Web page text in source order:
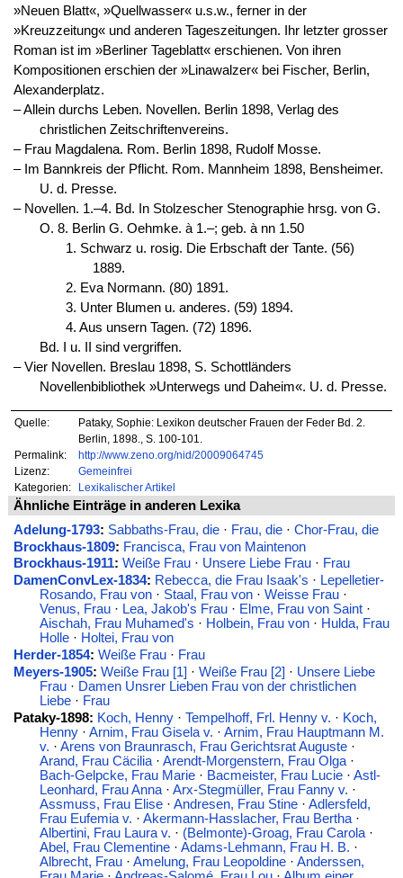
»Neuen Blatt«, »Quellwasser« u.s.w., ferner in der
»Kreuzzeitung« und anderen Tageszeitungen. Ihr letzter grosser
Roman ist im »Berliner Tageblatt« erschienen. Von ihren
Kompositionen erschien der »Linawalzer« bei Fischer, Berlin,
Alexanderplatz.
‒ Allein durchs Leben. Novellen. Berlin 1898, Verlag des
christlichen Zeitschriftenvereins.
‒ Frau Magdalena. Rom. Berlin 1898, Rudolf Mosse.
‒ Im Bannkreis der Pflicht. Rom. Mannheim 1898, Bensheimer.
U. d. Presse.
‒ Novellen. 1.–4. Bd. In Stolzescher Stenographie hrsg. von G.
O. 8. Berlin G. Oehmke. à 1.–; geb. à nn 1.50
1. Schwarz u. rosig. Die Erbschaft der Tante. (56)
1889.
2. Eva Normann. (80) 1891.
3. Unter Blumen u. anderes. (59) 1894.
4. Aus unsern Tagen. (72) 1896.
Bd. I u. II sind vergriffen.
‒ Vier Novellen. Breslau 1898, S. Schottländers
Novellenbibliothek »Unterwegs und Daheim«. U. d. Presse.
Quelle:
Pataky, Sophie: Lexikon deutscher Frauen der Feder Bd. 2.
Berlin, 1898., S. 100-101.
Permalink:
http://www.zeno.org/nid/20009064745
Lizenz:
Gemeinfrei
Kategorien:
Lexikalischer Artikel
Ähnliche Einträge in anderen Lexika
Adelung-1793: Sabbaths-Frau, die· Frau, die· Chor-Frau, die
Brockhaus-1809: Francisca, Frau von Maintenon
Brockhaus-1911: Weiße Frau· Unsere Liebe Frau· Frau
DamenConvLex-1834: Rebecca, die Frau Isaak's · Lepelletier-
Rosando, Frau von· Staal, Frau von· Weisse Frau·
Venus, Frau· Lea, Jakob's Frau· Elme, Frau von Saint·
Aischah, Frau Muhamed's · Holbein, Frau von· Hulda, Frau
Holle· Holtei, Frau von
Herder-1854: Weiße Frau· Frau
Meyers-1905: Weiße Frau [1] · Weiße Frau [2] · Unsere Liebe
Frau· Damen Unsrer Lieben Frau von der christlichen
Liebe· Frau
Pataky-1898: Koch, Henny· Tempelhoff, Frl. Henny v. · Koch,
Henny· Arnim, Frau Gisela v. · Arnim, Frau Hauptmann M.
v. · Arens von Braunrasch, Frau Gerichtsrat Auguste·
Arand, Frau Cäcilia· Arendt-Morgenstern, Frau Olga·
Bach-Gelpcke, Frau Marie· Bacmeister, Frau Lucie· Astl-
Leonhard, Frau Anna· Arx-Stegmüller, Frau Fanny v. ·
Assmuss, Frau Elise· Andresen, Frau Stine· Adlersfeld,
Frau Eufemia v. · Akermann-Hasslacher, Frau Bertha·
Albertini, Frau Laura v. · (Belmonte)-Groag, Frau Carola·
Abel, Frau Clementine· Adams-Lehmann, Frau H. B. ·
Albrecht, Frau· Amelung, Frau Leopoldine· Anderssen,